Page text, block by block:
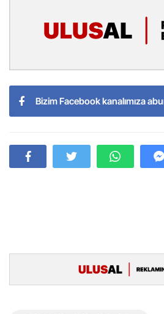
Bizim Facebook kanalımıza